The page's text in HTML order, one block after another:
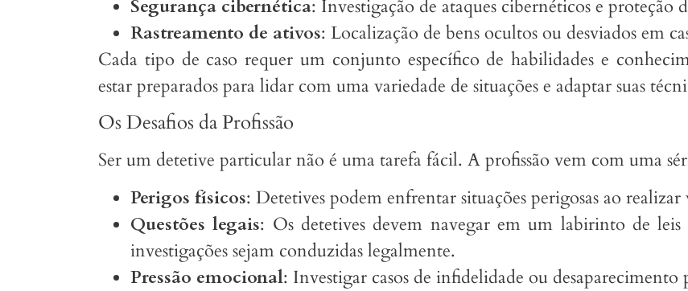
Segurança cibernética: Investigação de ataques cibernéticos e proteção
Rastreamento de ativos: Localização de bens ocultos ou desviados em
Cada tipo de caso requer um conjunto específico de habilidades e
estar preparados para lidar com uma variedade de situações e adaptar suas
Os Desafios da Profissão
Ser um detetive particular não é uma tarefa fácil. A profissão vem com uma
Perigos físicos: Detetives podem enfrentar situações perigosas ao
Questões legais: Os detetives devem navegar em um labirinto de leis
investigações sejam conduzidas legalmente.
Pressão emocional: Investigar casos de infidelidade ou desaparecimento